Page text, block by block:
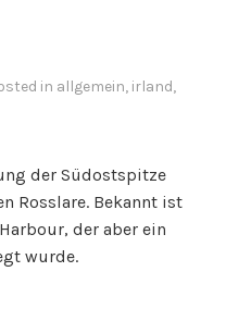
in allgemein, irland,
der Südostspitze
Rosslare. Bekannt ist
der aber ein
wurde.